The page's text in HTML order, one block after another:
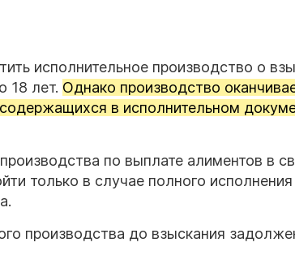
исполнительное производство о
18 лет. Однако производство
в исполнительном
по выплате алиментов в
только в случае полного исполнения
производства до взыскания